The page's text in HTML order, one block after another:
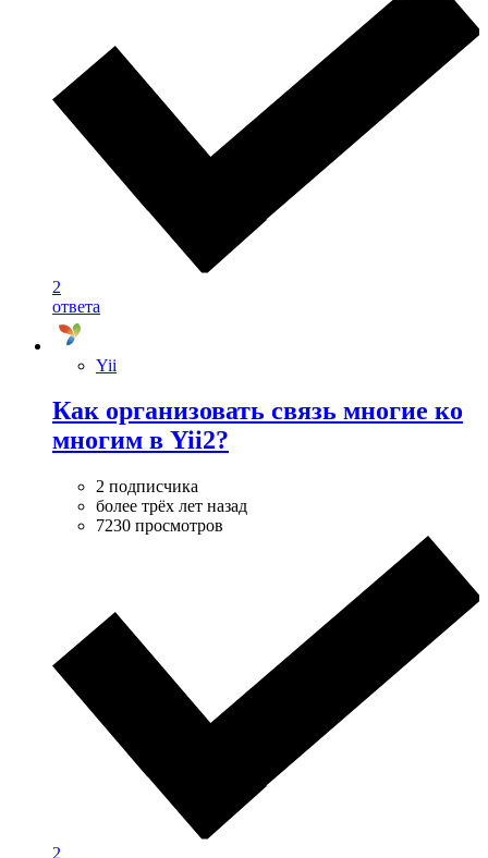
2
ответа
Yii
Как организовать связь многие ко
многим в Yii2?
2 подписчика
более трёх лет назад
7230 просмотров
2